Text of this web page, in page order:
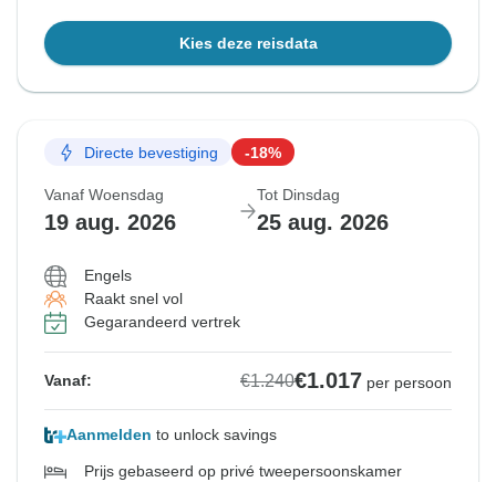
Kies deze reisdata
Directe bevestiging -18%
Vanaf Woensdag
19 aug. 2026
Tot Dinsdag
25 aug. 2026
Engels
Raakt snel vol
Gegarandeerd vertrek
Vanaf: €1.240€1.017 per persoon
Aanmelden to unlock savings
Prijs gebaseerd op privé tweepersoonskamer